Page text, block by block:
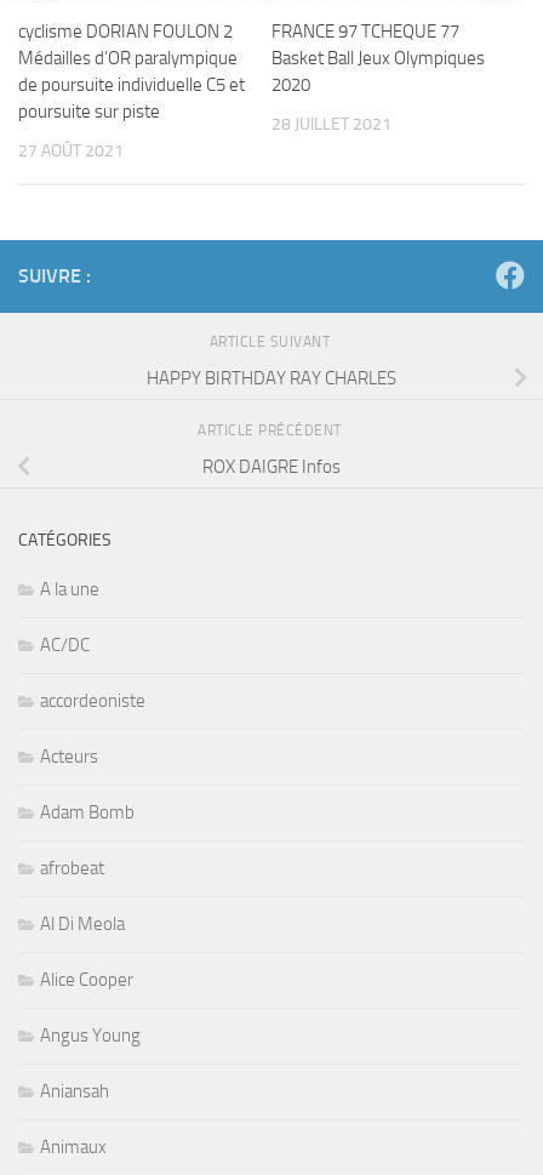
cyclisme DORIAN FOULON 2
Médailles d’OR paralympique
de poursuite individuelle C5 et
poursuite sur piste
27 AOÛT 2021
FRANCE 97 TCHEQUE 77
Basket Ball Jeux Olympiques
2020
28 JUILLET 2021
SUIVRE :
ARTICLE SUIVANT
HAPPY BIRTHDAY RAY CHARLES
ARTICLE PRÉCÉDENT
ROX DAIGRE Infos
CATÉGORIES
A la une
AC/DC
accordeoniste
Acteurs
Adam Bomb
afrobeat
Al Di Meola
Alice Cooper
Angus Young
Aniansah
Animaux